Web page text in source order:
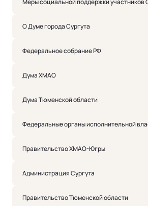
О Думе города Сургута
Федеральное собрание РФ
Дума ХМАО
Дума Тюменской области
Федеральные органы исполнительной
Правительство ХМАО-Югры
Администрация Сургута
Правительство Тюменской области